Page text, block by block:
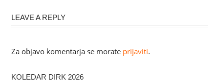
LEAVE A REPLY
Za objavo komentarja se morate prijaviti.
KOLEDAR DIRK 2026